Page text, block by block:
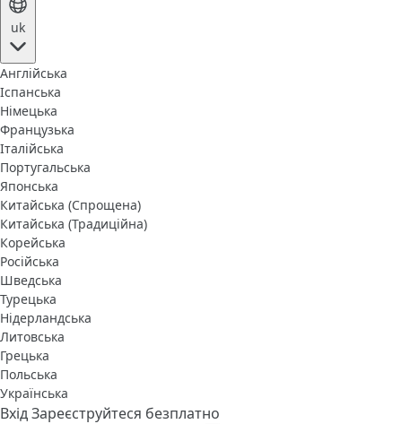
uk
Англійська
Іспанська
Німецька
Французька
Італійська
Португальська
Японська
Китайська (Спрощена)
Китайська (Традиційна)
Корейська
Російська
Шведська
Турецька
Нідерландська
Литовська
Грецька
Польська
Українська
ВхідЗареєструйтеся безплатно